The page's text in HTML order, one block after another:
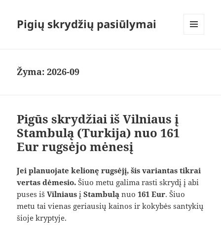
Pigių skrydžių pasiūlymai
Žyma:2026-09
Pigūs skrydžiai iš Vilniaus į
Stambulą (Turkija) nuo 161
Eur rugsėjo mėnesį
Jei planuojate kelionę rugsėjį, šis variantas tikrai
vertas dėmesio. Šiuo metu galima rasti skrydį į abi
puses išVilniaus įStambulą nuo161 Eur. Šiuo
metu tai vienas geriausių kainos ir kokybės santykių
šioje kryptyje.